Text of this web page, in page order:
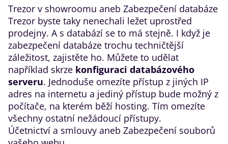
​Trezor v showroomu aneb Zabezpečení databáze
Trezor byste taky nenechali ležet uprostřed
prodejny. A s databází se to má stejně. I když je
zabezpečení databáze trochu techničtější
záležitost, zajistěte ho. Můžete to udělat
například skrze konfiguraci databázového
serveru. Jednoduše omezíte přístup z jiných IP
adres na internetu a jediný přístup bude možný z
počítače, na kterém běží hosting. Tím omezíte
všechny ostatní nežádoucí přístupy.
​Účetnictví a smlouvy aneb Zabezpečení souborů